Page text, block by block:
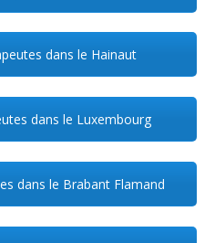
dans le Hainaut
dans le Luxembourg
dans le Brabant Flamand